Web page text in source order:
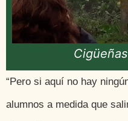
“Pero si aquí no hay
alumnos a medida que